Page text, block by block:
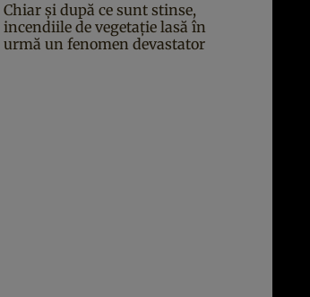
Chiar și după ce sunt stinse,
incendiile de vegetație lasă în
urmă un fenomen devastator